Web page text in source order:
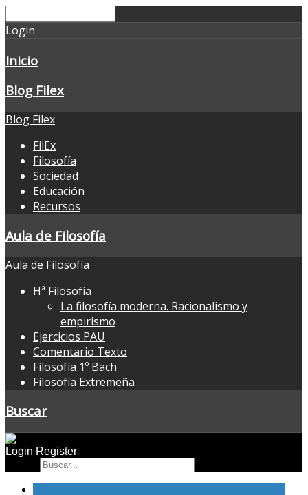
Login
Inicio
Blog Filex
Blog Filex
FilEx
Filosofía
Sociedad
Educación
Recursos
Aula de Filosofía
Aula de Filosofía
Hª Filosofía
La filosofía moderna. Racionalismo y
empirismo
Ejercicios PAU
Comentario Texto
Filosofía 1º Bach
Filosofía Extremeña
Buscar
Login Register